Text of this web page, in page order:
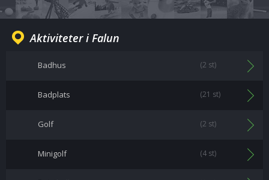
Aktiviteter i Falun
Badhus (2 st)
Badplats (21 st)
Golf (2 st)
Minigolf (4 st)